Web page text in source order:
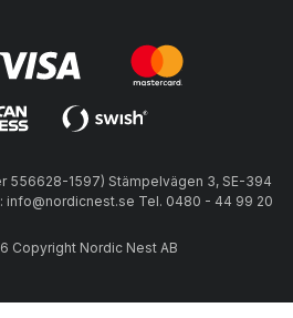
556628-1597) Stämpelvägen 3, SE-394
info@nordicnest.se Tel. 0480 - 44 99 20
Copyright Nordic Nest AB